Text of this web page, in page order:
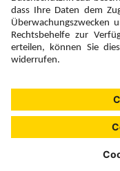
Fairness und
Copyright